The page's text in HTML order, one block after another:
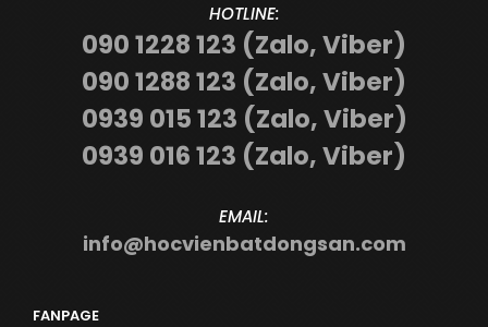
HOTLINE:
090 1228 123 (Zalo, Viber)
090 1288 123 (Zalo, Viber)
0939 015 123 (Zalo, Viber)
0939 016 123 (Zalo, Viber)
EMAIL:
info@hocvienbatdongsan.com
FANPAGE